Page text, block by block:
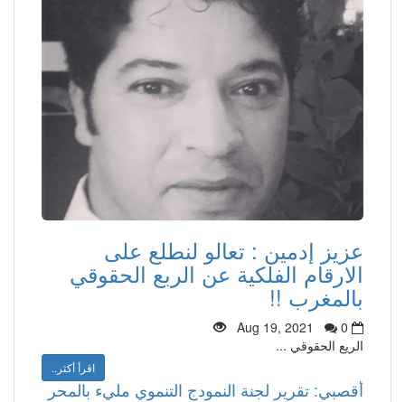
عزيز إدمين : تعالو لنطلع على
الارقام الفلكية عن الربع الحقوقي
بالمغرب !!
Aug 19, 2021
0
الريع الحقوقي ...
اقرأ أكثر..
أقصبي: تقرير لجنة النمودج التنموي مليء بالمحر